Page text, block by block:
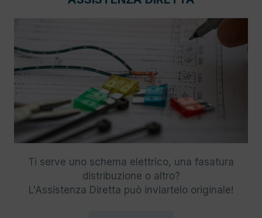
Ti serve uno schema elettrico, una fasatura
distribuzione o altro?
L'Assistenza Diretta può inviartelo originale!